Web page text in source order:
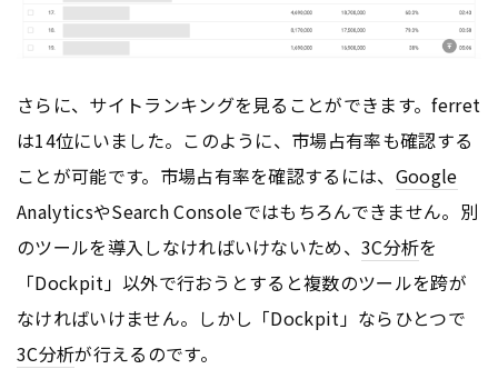
さらに、サイトランキングを見ることができます。ferret
は14位にいました。このように、市場占有率も確認する
ことが可能です。市場占有率を確認するには、 Google
AnalyticsやSearch Consoleではもちろんできません。別
のツールを導入しなければいけないため、3C分析を
「Dockpit」以外で行おうとすると複数のツールを跨が
なければいけません。しかし「Dockpit」ならひとつで
3C分析が行えるのです。